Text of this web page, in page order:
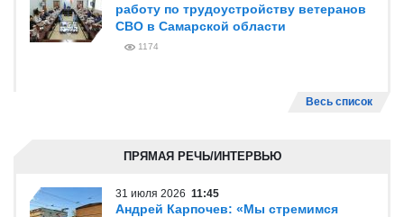
работу по трудоустройству ветеранов
СВО в Самарской области
1174
Весь список
ПРЯМАЯ РЕЧЬ/ИНТЕРВЬЮ
31 июля 2026 11:45
Андрей Карпочев: «Мы стремимся